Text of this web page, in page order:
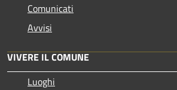
Comunicati
Avvisi
VIVERE IL COMUNE
Luoghi